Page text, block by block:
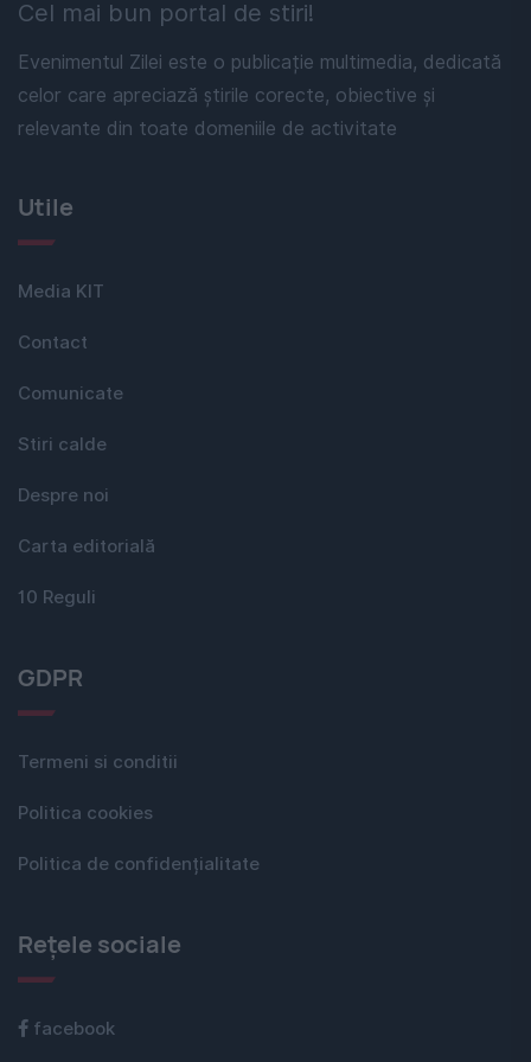
Cel mai bun portal de stiri!
Evenimentul Zilei este o publicație multimedia, dedicată
celor care apreciază știrile corecte, obiective și
relevante din toate domeniile de activitate
Utile
Media KIT
Contact
Comunicate
Stiri calde
Despre noi
Carta editorială
10 Reguli
GDPR
Termeni si conditii
Politica cookies
Politica de confidențialitate
Rețele sociale
facebook